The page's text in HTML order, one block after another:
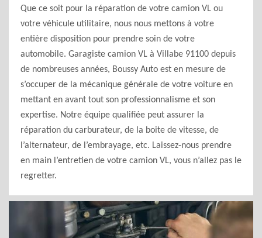
Que ce soit pour la réparation de votre camion VL ou
votre véhicule utilitaire, nous nous mettons à votre
entière disposition pour prendre soin de votre
automobile. Garagiste camion VL à Villabe 91100 depuis
de nombreuses années, Boussy Auto est en mesure de
s’occuper de la mécanique générale de votre voiture en
mettant en avant tout son professionnalisme et son
expertise. Notre équipe qualifiée peut assurer la
réparation du carburateur, de la boite de vitesse, de
l’alternateur, de l’embrayage, etc. Laissez-nous prendre
en main l’entretien de votre camion VL, vous n’allez pas le
regretter.